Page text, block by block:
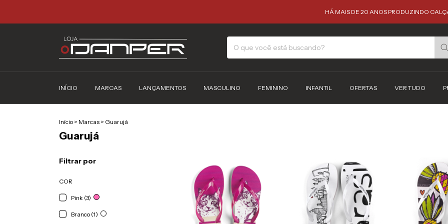
HÁ MAIS DE 20 ANOS PRODUZINDO CALÇADOS
INÍCIO MARCAS LANÇAMENTOS MASCULINO FEMININO INFANTIL OFERTAS VER TUDO
Início > Marcas > Guarujá
Guarujá
Filtrar por
COR
Pink (3)
Branco (1)